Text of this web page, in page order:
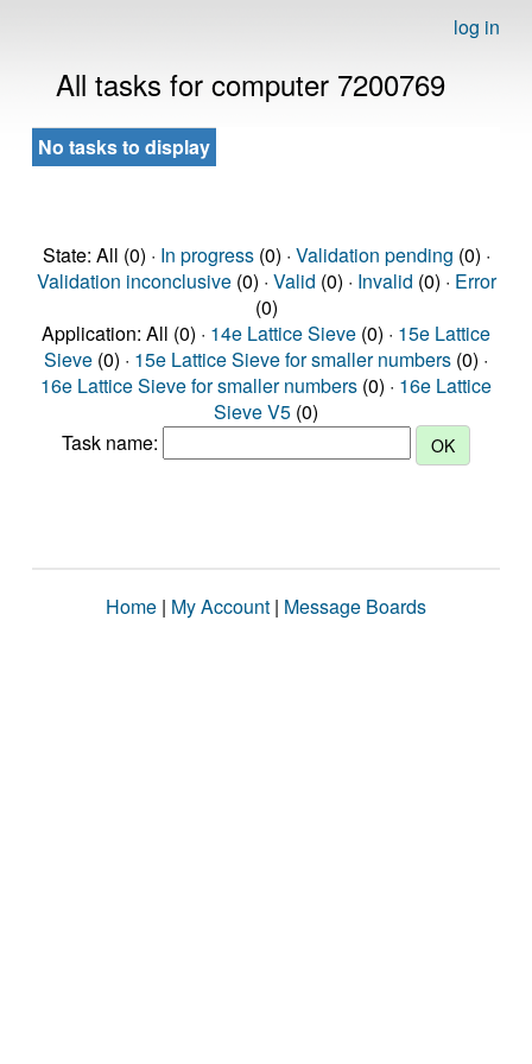
log in
All tasks for computer 7200769
No tasks to display
State: All (0) · In progress(0) · Validation pending (0) ·
Validation inconclusive(0) · Valid (0) · Invalid (0) · Error
(0)
Application: All (0) · 14e Lattice Sieve (0) · 15e Lattice
Sieve (0) · 15e Lattice Sieve for smaller numbers (0) ·
16e Lattice Sieve for smaller numbers (0) · 16e Lattice
Sieve V5 (0)
Task name:
Home | My Account | Message Boards